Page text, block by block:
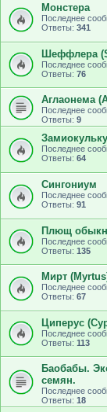
Монстера
Последнее
Ответы: 341
Шеффлера
Последнее
Ответы: 76
Аглаонема
Последнее
Ответы: 9
Последнее
Ответы: 64
Сингониум
Последнее
Ответы: 91
Плющ
Последнее
Ответы: 135
Мирт
Последнее
Ответы: 67
Циперус
Последнее
Ответы: 113
Баобабы.
семян.
Последнее
Ответы: 18